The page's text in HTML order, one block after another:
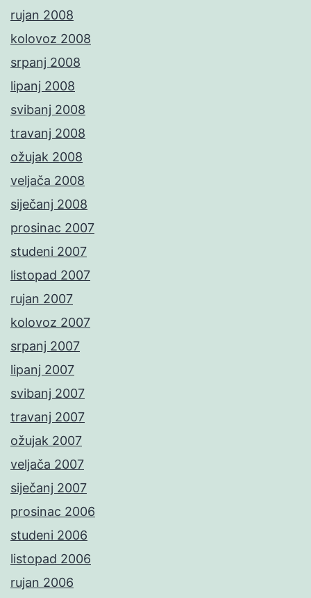
rujan 2008
kolovoz 2008
srpanj 2008
lipanj 2008
svibanj 2008
travanj 2008
ožujak 2008
veljača 2008
siječanj 2008
prosinac 2007
studeni 2007
listopad 2007
rujan 2007
kolovoz 2007
srpanj 2007
lipanj 2007
svibanj 2007
travanj 2007
ožujak 2007
veljača 2007
siječanj 2007
prosinac 2006
studeni 2006
listopad 2006
rujan 2006